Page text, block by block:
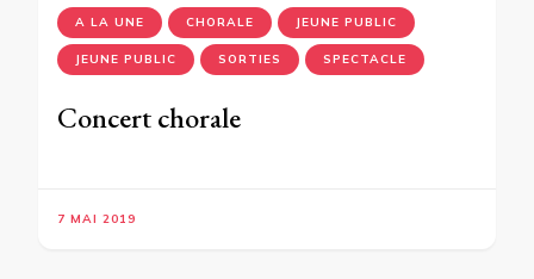
A LA UNE CHORALE JEUNE PUBLIC
JEUNE PUBLIC SORTIES SPECTACLE
Concert chorale
7 MAI 2019